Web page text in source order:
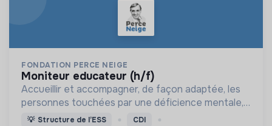
FONDATION PERCE NEIGE
moniteur educateur (h/f)
Accueillir et accompagner, de façon adaptée, les
personnes touchées par une déficience mentale,
un handicap physique ou psychique
💡 Structure de l’ESS CDI